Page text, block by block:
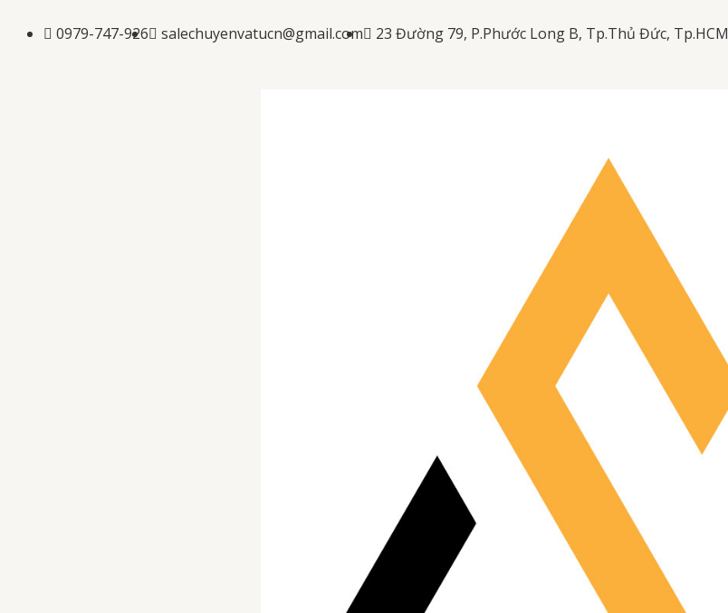
0979-747-926 salechuyenvatucn@gmail.com 23 Đường 79, P.Phước Long B, Tp.Thủ Đức, Tp.HCM